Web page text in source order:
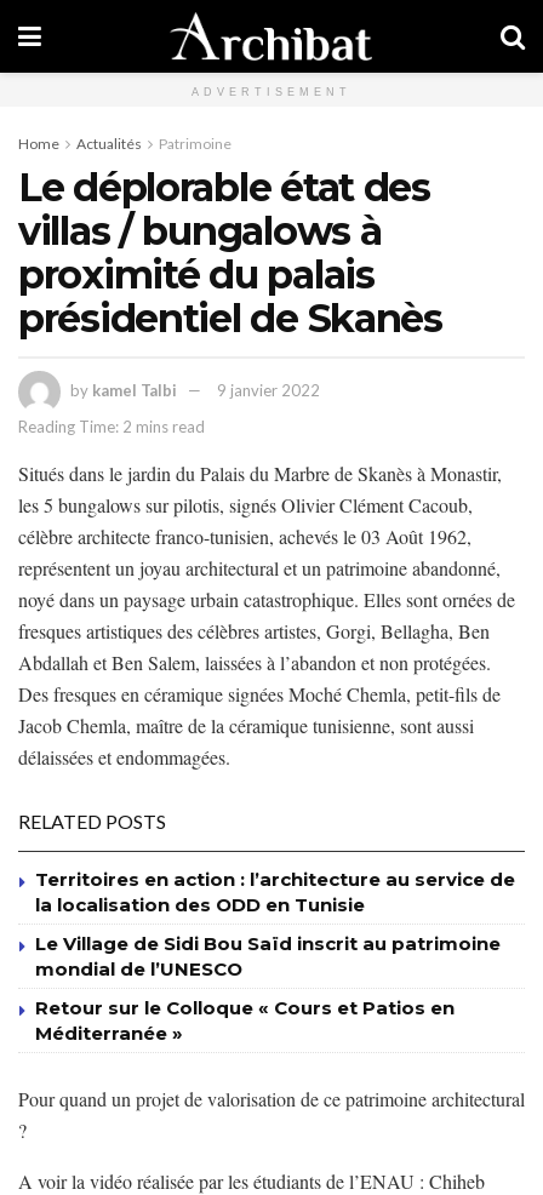
ADVERTISEMENT
Home Actualités Patrimoine
Le déplorable état des
villas / bungalows à
proximité du palais
présidentiel de Skanès
by kamel Talbi
9 janvier 2022
Reading Time: 2 mins read
Situés dans le jardin du Palais du Marbre de Skanès à Monastir,
les 5 bungalows sur pilotis, signés Olivier Clément Cacoub,
célèbre architecte franco-tunisien, achevés le 03 Août 1962,
représentent un joyau architectural et un patrimoine abandonné,
noyé dans un paysage urbain catastrophique. Elles sont ornées de
fresques artistiques des célèbres artistes, Gorgi, Bellagha, Ben
Abdallah et Ben Salem, laissées à l’abandon et non protégées.
Des fresques en céramique signées Moché Chemla, petit-fils de
Jacob Chemla, maître de la céramique tunisienne, sont aussi
délaissées et endommagées.
RELATED POSTS
Territoires en action : l’architecture au service de
la localisation des ODD en Tunisie
Le Village de Sidi Bou Saïd inscrit au patrimoine
mondial de l’UNESCO
Retour sur le Colloque « Cours et Patios en
Méditerranée »
Pour quand un projet de valorisation de ce patrimoine architectural
?
A voir la vidéo réalisée par les étudiants de l’ENAU : Chiheb